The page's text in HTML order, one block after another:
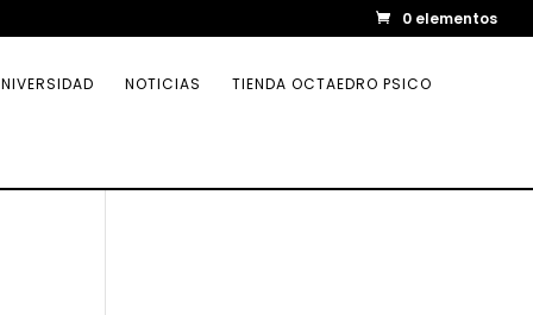
0 elementos
NOTICIAS TIENDA OCTAEDRO PSICO